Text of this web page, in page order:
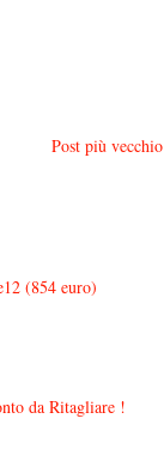
Post più vecchio
(854 euro)
da Ritagliare !